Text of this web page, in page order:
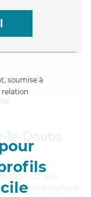
soumise à
le-Doubs
a 23 ans
d'aide-soignant